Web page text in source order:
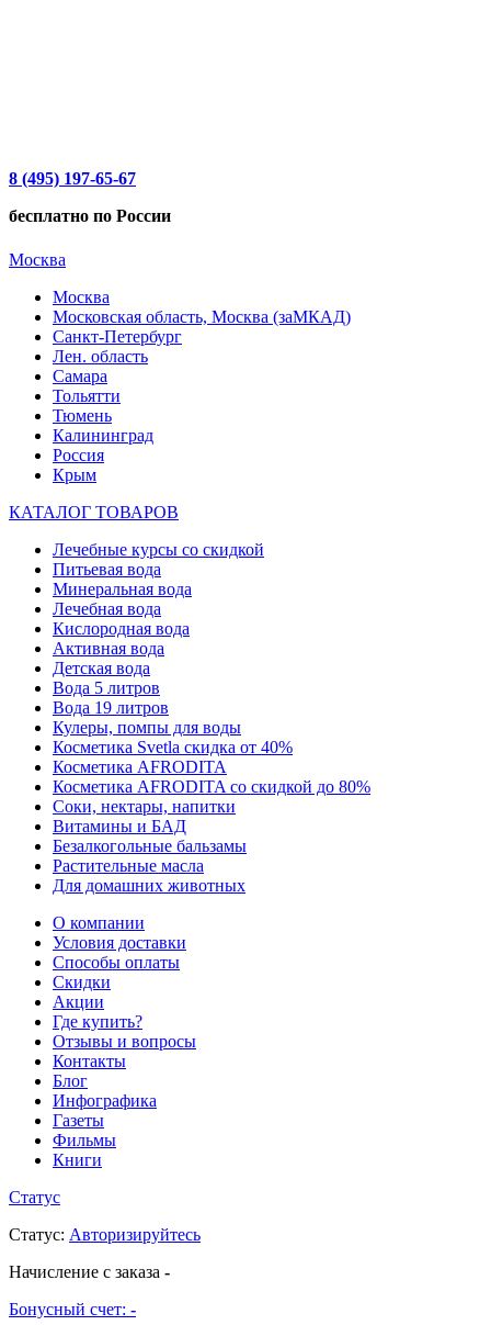
8 (495) 197-65-67
бесплатно по России
Москва
Москва
Московская область, Москва (заМКАД)
Санкт-Петербург
Лен. область
Самара
Тольятти
Тюмень
Калининград
Россия
Крым
КАТАЛОГ ТОВАРОВ
Лечебные курсы со скидкой
Питьевая вода
Минеральная вода
Лечебная вода
Кислородная вода
Активная вода
Детская вода
Вода 5 литров
Вода 19 литров
Кулеры, помпы для воды
Косметика Svetla скидка от 40%
Косметика AFRODITA
Косметика AFRODITA со скидкой до 80%
Соки, нектары, напитки
Витамины и БАД
Безалкогольные бальзамы
Растительные масла
Для домашних животных
О компании
Условия доставки
Способы оплаты
Скидки
Акции
Где купить?
Отзывы и вопросы
Контакты
Блог
Инфографика
Газеты
Фильмы
Книги
Статус
Статус: Авторизируйтесь
Начисление с заказа -
Бонусный счет: -